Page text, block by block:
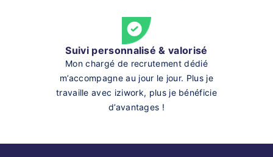
Suivi personnalisé & valorisé
Mon chargé de recrutement dédié
m’accompagne au jour le jour. Plus je
travaille avec iziwork, plus je bénéficie
d’avantages !